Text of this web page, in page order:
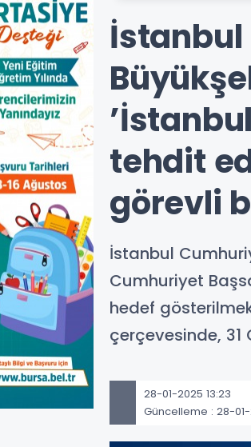
İstanbul
tehdit
görevli
İstanbul
Cumhuriyet
hedef
çerçevesinde, 31
28-01-2025 13:23
Güncelleme : 28-01-